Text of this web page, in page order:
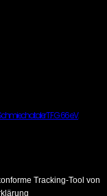
T.F.G. 66 e.V.
Tracking-Tool von